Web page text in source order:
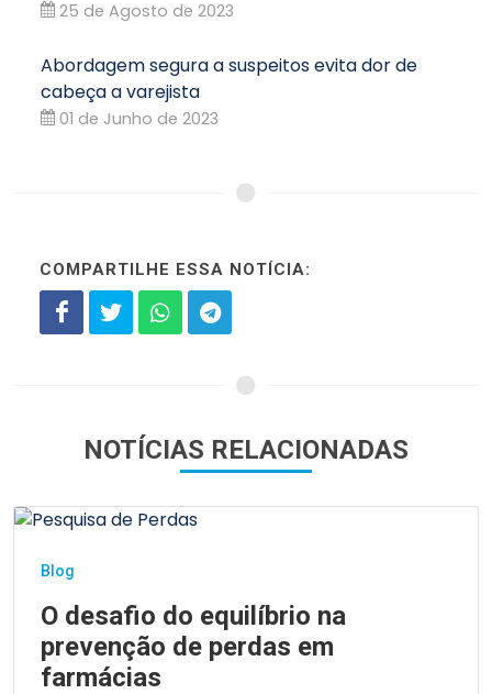
25 de Agosto de 2023
Abordagem segura a suspeitos evita dor de
cabeça a varejista
01 de Junho de 2023
COMPARTILHE ESSA NOTÍCIA:
NOTÍCIAS RELACIONADAS
Blog
O desafio do equilíbrio na
prevenção de perdas em
farmácias